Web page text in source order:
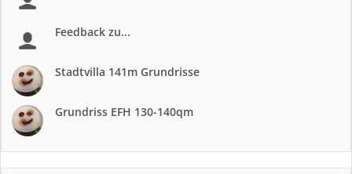
Feedback zu...
Stadtvilla 141m Grundrisse
Grundriss EFH 130-140qm